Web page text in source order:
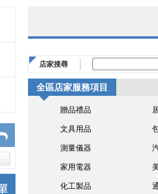
店家搜尋
全區店家服務項目
贈品禮品
文具用品
測量儀器
家用電器
化工製品